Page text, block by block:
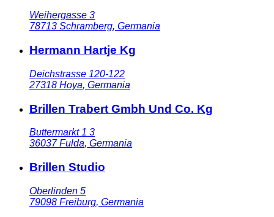
Weihergasse 3
78713 Schramberg, Germania
Hermann Hartje Kg
Deichstrasse 120-122
27318 Hoya, Germania
Brillen Trabert Gmbh Und Co. Kg
Buttermarkt 1 3
36037 Fulda, Germania
Brillen Studio
Oberlinden 5
79098 Freiburg, Germania